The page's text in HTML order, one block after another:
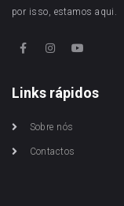
por isso, estamos aqui.
Links rápidos
Sobre nós
Contactos